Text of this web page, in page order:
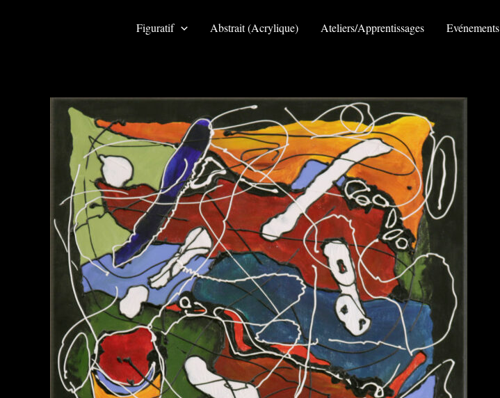
Figuratif Abstrait (Acrylique) Ateliers/Apprentissages Evénements